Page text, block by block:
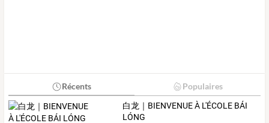
Récents Populaires
白龙｜BIENVENUE À L'ÉCOLE BÁI
LÓNG